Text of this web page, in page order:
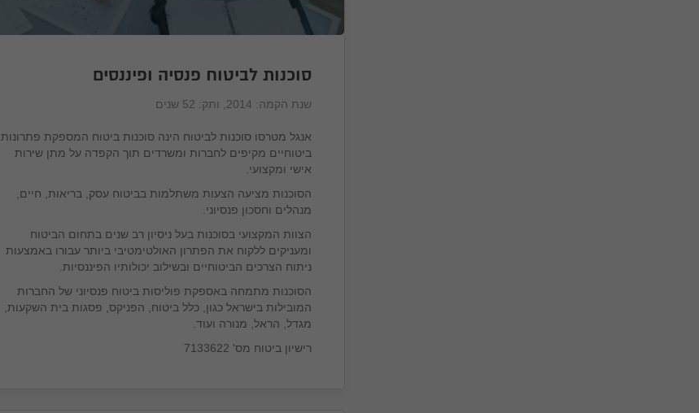
סוכנות לביטוח פנסיה ופיננסים
שנת הקמה: 2014 , ותק: 52 שנים
אנגל מטרסו סוכנות לביטוח הינה סוכנות ביטוח המספקת פתרונות
ביטוחיים מקיפים לחברות ומשרדים תוך הקפדה על מתן שירות
אישי ומקצועי.
הסוכנות מציעה הצעות משתלמות בביטוח עסק, בריאות, חיים,
מנהלים וחסכון פנסיוני.
הצוות המקצועי בסוכנות בעל ניסיון רב שנים בתחום הביטוח
ומעניקים ללקוח את הפתרון האולטימטיבי ביותר עבורו באמצעות
ניתוח הצרכים הביטוחיים ובשילוב יכולותיו הפיננסיות.
הסוכנות מתמחה באספקת פוליסות ביטוח פנסיוני של החברות
המובילות בישראל כגון, כלל ביטוח, הפניקס, פסגות בית השקעות,
מגדל, הראל, מנורה ועוד.
רישיון ביטוח מס' 7133622